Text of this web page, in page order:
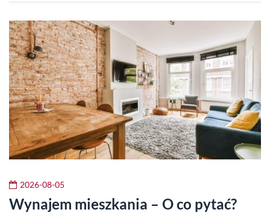
2026-08-05
Wynajem mieszkania – O co pytać?